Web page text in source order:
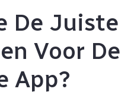
De Juiste
Voor De
App?